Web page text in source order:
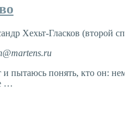
Хехьт-Гласков
пытаюсь понять, кто он:
…